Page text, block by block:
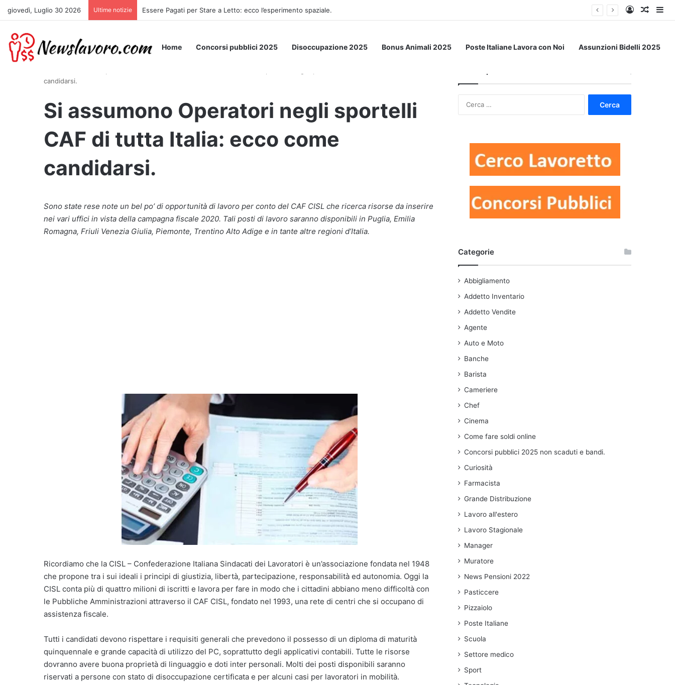
giovedì, Luglio 30 2026 Ultime notizie Essere Pagati per Stare a Letto: ecco l’esperimento spaziale. Accedi
Un
Home Concorsi pubblici 2025 Disoccupazione 2025 Bonus Animali 2025 Poste Italiane Lavora con Noi Assunzioni Bidelli 2025
candidarsi.
Si assumono Operatori negli sportelli
CAF di tutta Italia: ecco come
candidarsi.
Sono state rese note un bel po’ di opportunità di lavoro per conto del CAF CISL che ricerca risorse da inserire
nei vari uffici in vista della campagna fiscale 2020. Tali posti di lavoro saranno disponibili in Puglia, Emilia
Romagna, Friuli Venezia Giulia, Piemonte, Trentino Alto Adige e in tante altre regioni d’Italia.
Ricordiamo che la CISL – Confederazione Italiana Sindacati dei Lavoratori è un’associazione fondata nel 1948
che propone tra i sui ideali i principi di giustizia, libertà, partecipazione, responsabilità ed autonomia. Oggi la
CISL conta più di quattro milioni di iscritti e lavora per fare in modo che i cittadini abbiano meno difficoltà con
le Pubbliche Amministrazioni attraverso il CAF CISL, fondato nel 1993, una rete di centri che si occupano di
assistenza fiscale.
Tutti i candidati devono rispettare i requisiti generali che prevedono il possesso di un diploma di maturità
quinquennale e grande capacità di utilizzo del PC, soprattutto degli applicativi contabili. Tutte le risorse
dovranno avere buona proprietà di linguaggio e doti inter personali. Molti dei posti disponibili saranno
riservati a persone con stato di disoccupazione certificata e per alcuni casi per lavoratori in mobilità.
Categorie
Abbigliamento
Addetto Inventario
Addetto Vendite
Agente
Auto e Moto
Banche
Barista
Cameriere
Chef
Cinema
Come fare soldi online
Concorsi pubblici 2025 non scaduti e bandi.
Curiosità
Farmacista
Grande Distribuzione
Lavoro all'estero
Lavoro Stagionale
Manager
Muratore
News Pensioni 2022
Pasticcere
Pizzaiolo
Poste Italiane
Scuola
Settore medico
Sport